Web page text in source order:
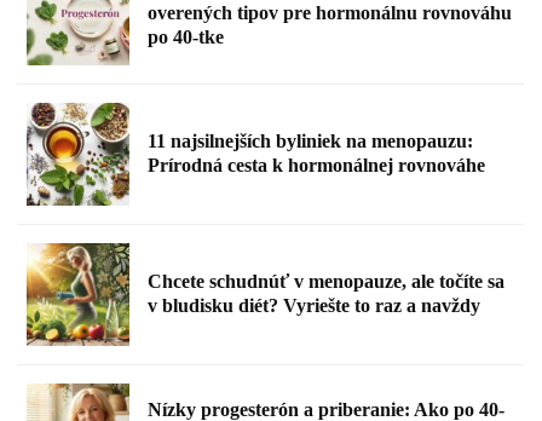
overených tipov pre hormonálnu rovnováhu
po 40-tke
11 najsilnejších byliniek na menopauzu:
Prírodná cesta k hormonálnej rovnováhe
Chcete schudnúť v menopauze, ale točíte sa
v bludisku diét? Vyriešte to raz a navždy
Nízky progesterón a priberanie: Ako po 40-